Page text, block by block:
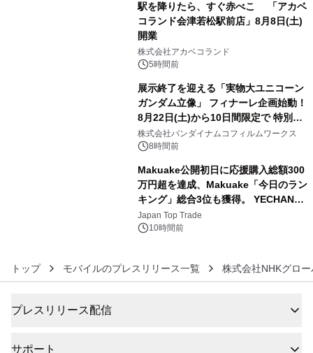
駅を降りたら、すぐ赤べこ 「アカベ
コランド会津若松駅前店」8月8日(土)
開業
株式会社アカベコランド
5時間前
展示終了を迎える「実物大ユニコーン
ガンダム立像」 フィナーレ企画始動！
8月22日(土)から10日間限定で 特別映
像『UNICORN GUNDAM Statue ―
BEYOND POSSIBILITY ―』を上映！
株式会社バンダイナムコフィルムワークス
8時間前
Makuake公開初日に応援購入総額300
万円超を達成、Makuake「今日のラン
キング」総合3位も獲得。 YECHAN音
浴シンギングボウル第2弾の大型サイ
ズ（XL・2XL・3XL）を先行販売中
Japan Top Trade
10時間前
トップ モバイルのプレスリリース一覧 株式会社NHKグロ
プレスリリース配信
サポート